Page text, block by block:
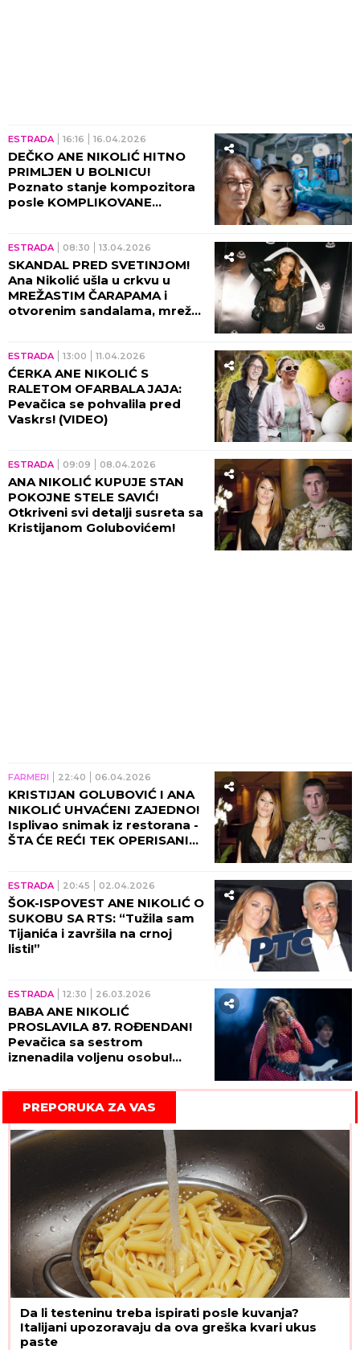
ESTRADA 16:16 16.04.2026
DEČKO ANE NIKOLIĆ HITNO
PRIMLJEN U BOLNICU!
Poznato stanje kompozitora
posle KOMPLIKOVANE
ESTRADA 08:30 13.04.2026
SKANDAL PRED SVETINJOM!
Ana Nikolić ušla u crkvu u
MREŽASTIM ČARAPAMA i
otvorenim sandalama, mreže
ESTRADA 13:00 11.04.2026
ĆERKA ANE NIKOLIĆ S
RALETOM OFARBALA JAJA:
Pevačica se pohvalila pred
Vaskrs! (VIDEO)
ESTRADA 09:09 08.04.2026
ANA NIKOLIĆ KUPUJE STAN
POKOJNE STELE SAVIĆ!
Otkriveni svi detalji susreta sa
Kristijanom Golubovićem!
FARMERI 22:40 06.04.2026
KRISTIJAN GOLUBOVIĆ I ANA
NIKOLIĆ UHVAĆENI ZAJEDNO!
Isplivao snimak iz restorana -
ŠTA ĆE REĆI TEK OPERISANI
ESTRADA 20:45 02.04.2026
ŠOK-ISPOVEST ANE NIKOLIĆ O
SUKOBU SA RTS: “Tužila sam
Tijanića i završila na crnoj
listi!”
ESTRADA 12:30 26.03.2026
BABA ANE NIKOLIĆ
PROSLAVILA 87. ROĐENDAN!
Pevačica sa sestrom
iznenadila voljenu osobu!
PREPORUKA ZA VAS
Da li testeninu treba ispirati posle kuvanja?
Italijani upozoravaju da ova greška kvari ukus
paste